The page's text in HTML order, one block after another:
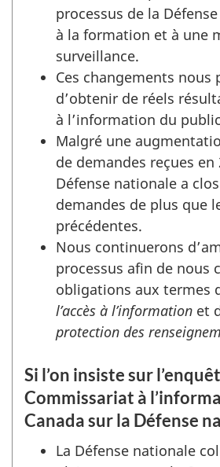
processus de la
à la formation et à une
surveillance.
Ces changements nous
d’obtenir de réels
à l’information du
Malgré une
de demandes reçues en
Défense nationale a
demandes de plus que
précédentes.
Nous continuerons
processus afin de nous
obligations aux termes
l’accès à l’information et
protection des
Si l’on insiste sur
Commissariat à
Canada sur la Défense
La Défense nationale